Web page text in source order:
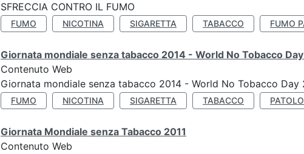
SFRECCIA CONTRO IL FUMO
FUMO NICOTINA SIGARETTA TABACCO FUMO
Giornata mondiale senza tabacco 2014 - World No Tobacco
Contenuto Web
Giornata mondiale senza tabacco 2014 - World No Tobacco Day
FUMO NICOTINA SIGARETTA TABACCO
Giornata Mondiale senza Tabacco 2011
Contenuto Web